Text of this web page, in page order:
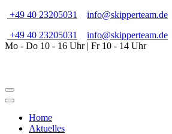
+49 40 23205031 info@skipperteam.de
+49 40 23205031
info@skipperteam.de
Mo - Do 10 - 16 Uhr | Fr 10 - 14 Uhr
Home
Aktuelles